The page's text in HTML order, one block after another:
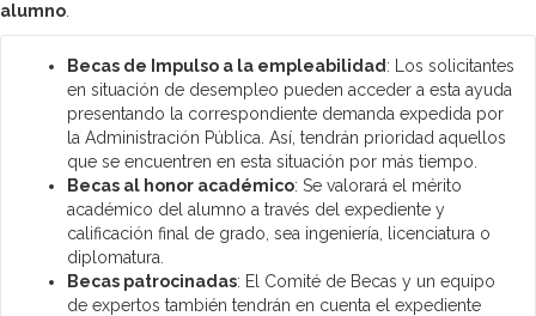
alumno
Becas de Impulso a la empleabilidad : Los solicitantes
en situación de desempleo pueden acceder a esta ayuda
presentando la correspondiente demanda expedida por
la Administración Pública. Así, tendrán prioridad aquellos
que se encuentren en esta situación por más tiempo.
Becas al honor académico: Se valorará el mérito
académico del alumno a través del expediente y
calificación final de grado, sea ingeniería, licenciatura o
diplomatura.
Becas patrocinadas: El Comité de Becas y un equipo
de expertos también tendrán en cuenta el expediente